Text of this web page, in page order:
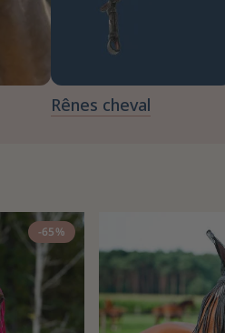
Rênes cheval
-65%